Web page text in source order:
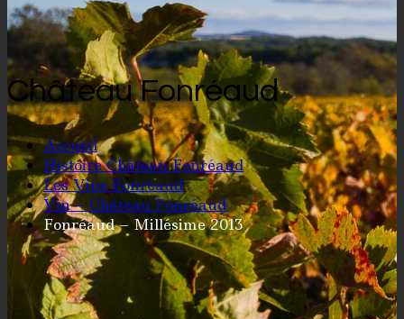
Château Fonréaud
Accueil
Histoire Château Fonréaud
Les Vins Fonréaud
Vin – Château Fonréaud
Fonréaud – Millésime 2013